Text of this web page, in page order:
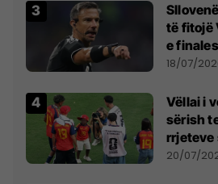
të fitojë
e
18/07/
Vëllai i
sërish
rrjeteve
20/07/